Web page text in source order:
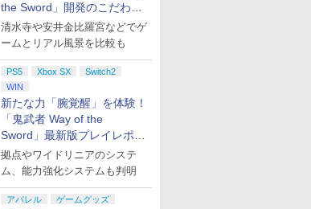
the Sword」開発のこだわり
を目撃！
清水寺や安井金比羅宮などでゲ
ームとリアル風景を比較も
PS5 Xbox SX
Switch2
WIN
新たな力「腕覚醒」を体験！
「鬼武者 Way of the
Sword」最新版プレイレポー
ト
拠点やワイドリニアのシステ
ム、能力強化システムも判明
アパレル
ゲームグッズ